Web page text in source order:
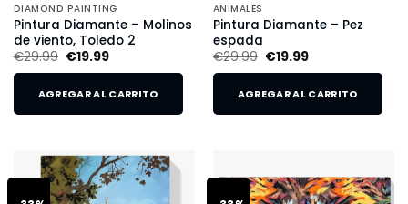
DIAMOND PAINTING
Pintura Diamante – Molinos
de viento, Toledo 2
€29.99 €19.99
AGREGAR AL CARRITO
ANIMALES
Pintura Diamante – Pez
espada
€29.99 €19.99
AGREGAR AL CARRITO